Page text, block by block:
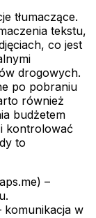
tłumaczące.
tekstu,
co jest
drogowych.
po pobraniu
również
budżetem
kontrolować
to
–
komunikacja w